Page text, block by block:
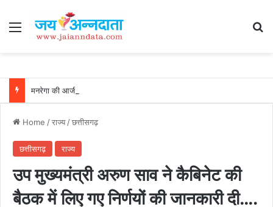
Menu
Home /राज्य/छत्तीसगढ़
छत्तीसगढ़ राज्य
उप मुख्यमंत्री अरुण साव ने कैबिनेट की
बैठक में लिए गए निर्णयों की जानकारी दी….